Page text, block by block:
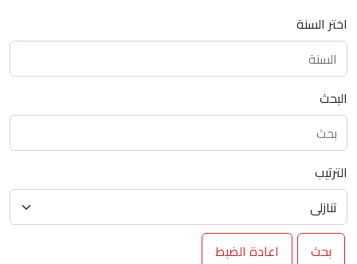
اختر السنة
البحث
الترتيب
بحث اعادة الضبط